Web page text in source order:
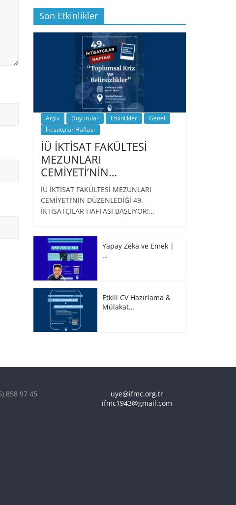
BİZ İKTİSATLILAR:
İÇİMİZDEN BİRİ PROF.…
Son Etkinlikler
Arşiv Duyurular Etkinlikler
Genel
İktisatçılar Haftası
İÜ İKTİSAT FAKÜLTESİ
MEZUNLARI
CEMİYETİ’NİN…
İÜ İKTİSAT FAKÜLTESİ MEZUNLARI
CEMİYETİ’NİN DÜZENLEDİĞİ 49.
İKTİSATÇILAR HAFTASI BAŞLIYOR!…
Yapay Zeka ve Emek |
…
Etkili CV Hazırlama &
Mülakat…
858 97 45
uye@ifmc.org.tr
ifmc1943@gmail.com